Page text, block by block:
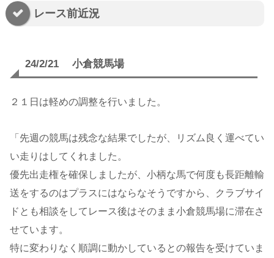
レース前近況
24/2/21 小倉競馬場
２１日は軽めの調整を行いました。
「先週の競馬は残念な結果でしたが、リズム良く運べてい
い走りはしてくれました。
優先出走権を確保しましたが、小柄な馬で何度も長距離輸
送をするのはプラスにはならなそうですから、クラブサイ
ドとも相談をしてレース後はそのまま小倉競馬場に滞在さ
せています。
特に変わりなく順調に動かしているとの報告を受けていま